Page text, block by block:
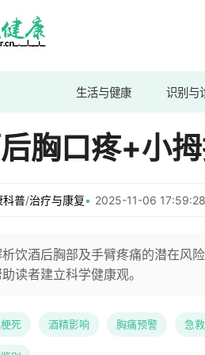
生活与健康 识别与
胸口疼+小
科普/治疗与康复 2025-11-06
饮酒后胸部及手臂疼痛的潜在风
读者建立科学健康观。
死 酒精影响 胸痛预警 急